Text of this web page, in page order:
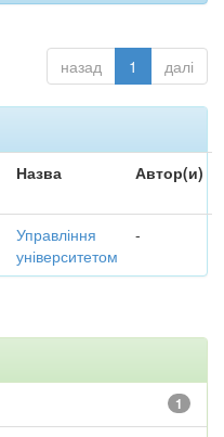
назад 1 далі
Назва Автор(и)
Управління
університетом
-
1